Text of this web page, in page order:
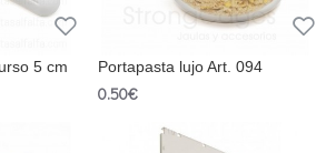
5 cm Portapasta lujo Art. 094
0.50€